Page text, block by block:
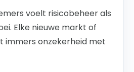
voelt risicobeheer als
Elke nieuwe markt of
immers onzekerheid met